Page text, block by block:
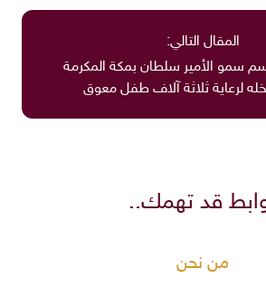
المقال التالي:
سمو الأمير سلطان بمكة المكرمة
لرعاية ثلاثة آلاف طفل معوق
قد تهمك..
من نحن